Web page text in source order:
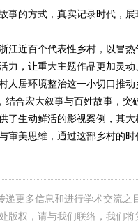
的方式，真实记录时代，展
近百个代表性乡村，以冒热
，让重大主题作品更加灵动
居环境整治这一小切口推动
结合宏大叙事与百姓故事，突
了生动鲜活的影视案例，其
审美思维，通过这部乡村的
更多信息和进行学术交流之
版权，请与我们联络，我们